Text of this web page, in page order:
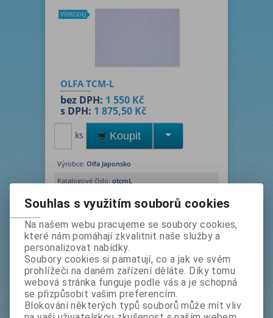
VÝPRODEJ
OLFA TCM-L
bez DPH: 1 550 Kč
s DPH: 1 875,50 Kč
ks Koupit
Výrobce: Olfa Japonsko
Katalogové číslo: otcmL
Termín dodání (dny):
podložka na řezání materiálů, průsvitná,
rozměr 90 x 62 cm, tloušťka 3 mm,
jednostranný potisk mřížkou
DOPRODEJ - SKLADEM POSLEDNÍ KUS
Souhlas s využitím souborů cookies
Na našem webu pracujeme se soubory cookies,
které nám pomáhají zkvalitnit naše služby a
personalizovat nabídky.
Soubory cookies si pamatují, co a jak ve svém
prohlížeči na daném zařízení děláte. Díky tomu
webová stránka funguje podle vás a je schopná
se přizpůsobit vašim preferencím.
Blokování některých typů souborů může mít vliv